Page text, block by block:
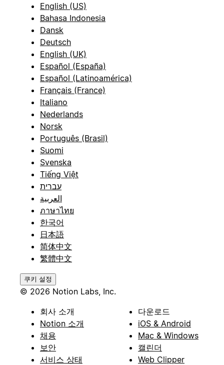
English (US)
Bahasa Indonesia
Dansk
Deutsch
English (UK)
Español (España)
Español (Latinoamérica)
Français (France)
Italiano
Nederlands
Norsk
Português (Brasil)
Suomi
Svenska
Tiếng Việt
עברית
العربية
ภาษาไทย
한국어
日本語
简体中文
繁體中文
쿠키 설정
© 2026 Notion Labs, Inc.
회사 소개
Notion 소개
채용
보안
서비스 상태
다운로드
iOS & Android
Mac & Windows
캘린더
Web Clipper